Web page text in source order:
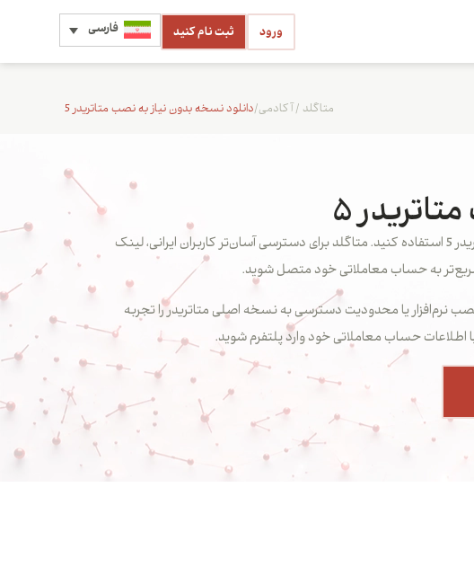
فارسی ثبت نام کنید ورود
دانلود نسخه بدون نیاز به نصب متاتریدر 5 متاگلد /آکادمی/
5
در شرایطی که به هر دلیل امکان استفاده از نسخه معمول متاتریدر 5 را ندارید، می‌توانید از نسخه بدون نیاز به نصب متاتریدر 5 استفاده کنید. متاگلد برای دسترسی آسان‌تر کاربران ایرانی، لینک
سریع‌تر به حساب معاملاتی خود متصل شوید.
مشکلات نصب نرم‌افزار یا محدودیت دسترسی به نسخه اصلی متاتریدر را تجربه
اطلاعات حساب معاملاتی خود وارد پلتفرم شوید.